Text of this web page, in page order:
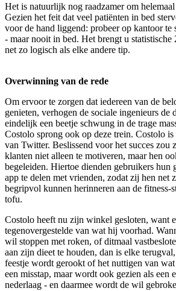
Het is natuurlijk nog raadzamer om
Gezien het feit dat veel patiënten in bed
voor de hand liggend: probeer op kantoor te
- maar nooit in bed. Het brengt u statistische
net zo logisch als elke andere tip.
Overwinning van de rede
Om ervoor te zorgen dat iedereen van de
genieten, verhogen de sociale ingenieurs de
eindelijk een beetje schwung in de trage
Costolo sprong ook op deze trein. Costolo
van Twitter. Beslissend voor het succes zou
klanten niet alleen te motiveren, maar hen
begeleiden. Hiertoe dienden gebruikers hun
app te delen met vrienden, zodat zij hen net
begripvol kunnen herinneren aan de fitness-
tofu.
Costolo heeft nu zijn winkel gesloten, want
tegenovergestelde van wat hij voorhad.
wil stoppen met roken, of ditmaal
aan zijn dieet te houden, dan is elke
feestje wordt gerookt of het nuttigen van
een misstap, maar wordt ook gezien als een
nederlaag - en daarmee wordt de wil